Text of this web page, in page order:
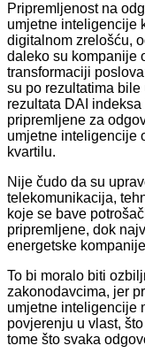
Pripremljenost na
umjetne inteligencije
digitalnom zrelošću,
daleko su kompanije
transformaciji
su po rezultatima bile
rezultata DAI
pripremljene za
umjetne inteligencije
kvartilu.
Nije čudo da su
telekomunikacija,
koje se bave
pripremljene, dok
energetske
To bi moralo biti
zakonodavcima, jer
umjetne inteligencije
povjerenju u vlast,
tome što svaka